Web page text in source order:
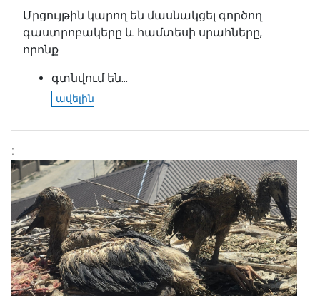
Մրցույթին կարող են մասնակցել գործող
գաստրոբակերը և համտեսի սրահները,
որոնք
գտնվում են...
ավելին